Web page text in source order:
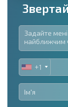
UNITED
STATES
+1
+1